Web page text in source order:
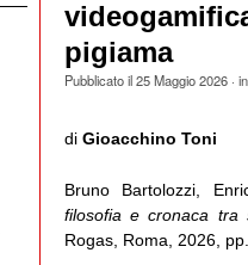
pigiama
Pubblicato il25 Maggio 2026· in
di Gioacchino Toni
Bruno Bartolozzi,
filosofia e cronaca tra
Rogas, Roma, 2026,